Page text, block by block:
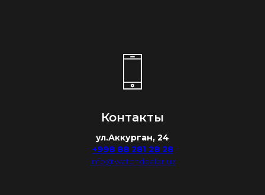
Контакты
ул.Аккурган, 24
+998 88 281 28 28
info@watchdealer.uz